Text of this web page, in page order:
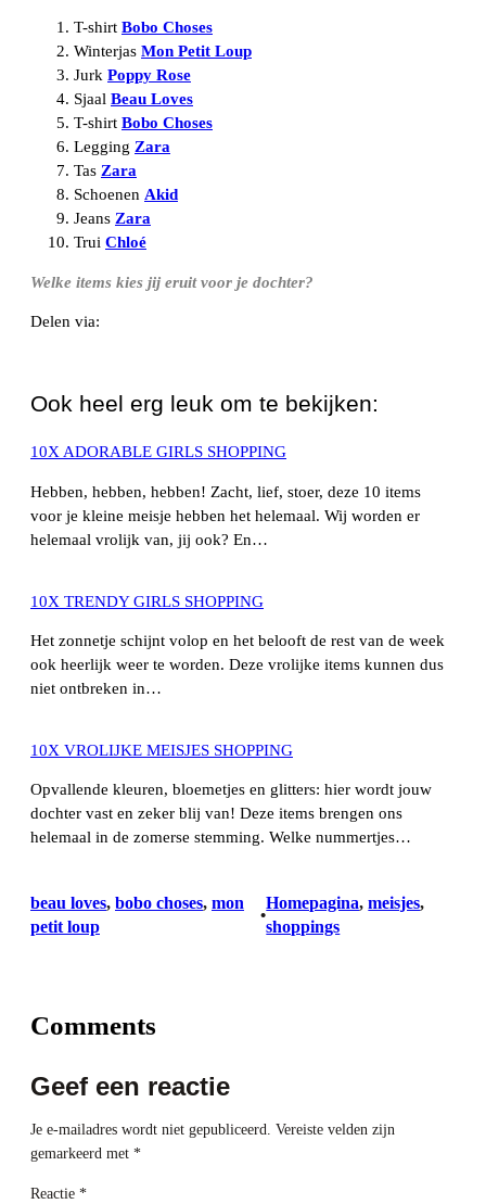
T-shirt Bobo Choses
Winterjas Mon Petit Loup
Jurk Poppy Rose
Sjaal Beau Loves
T-shirt Bobo Choses
Legging Zara
Tas Zara
Schoenen Akid
Jeans Zara
Trui Chloé
Welke items kies jij eruit voor je dochter?
Delen via:
Ook heel erg leuk om te bekijken:
10X ADORABLE GIRLS SHOPPING
Hebben, hebben, hebben! Zacht, lief, stoer, deze 10 items
voor je kleine meisje hebben het helemaal. Wij worden er
helemaal vrolijk van, jij ook? En…
10X TRENDY GIRLS SHOPPING
Het zonnetje schijnt volop en het belooft de rest van de week
ook heerlijk weer te worden. Deze vrolijke items kunnen dus
niet ontbreken in…
10X VROLIJKE MEISJES SHOPPING
Opvallende kleuren, bloemetjes en glitters: hier wordt jouw
dochter vast en zeker blij van! Deze items brengen ons
helemaal in de zomerse stemming. Welke nummertjes…
beau loves, bobo choses, mon
petit loup
•
Homepagina, meisjes
shoppings
Comments
Geef een reactie
Je e-mailadres wordt niet gepubliceerd. Vereiste velden zijn
gemarkeerd met *
Reactie *